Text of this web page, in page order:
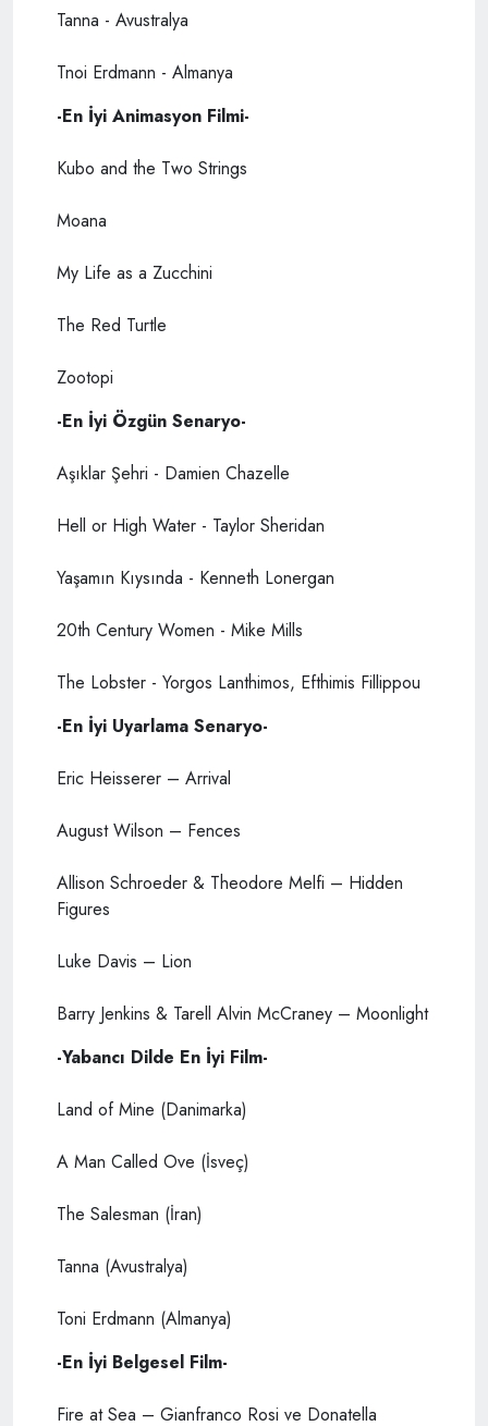
Tanna - Avustralya
Tnoi Erdmann - Almanya
-En İyi Animasyon Filmi-
Kubo and the Two Strings
Moana
My Life as a Zucchini
The Red Turtle
Zootopi
-En İyi Özgün Senaryo-
Aşıklar Şehri - Damien Chazelle
Hell or High Water - Taylor Sheridan
Yaşamın Kıysında - Kenneth Lonergan
20th Century Women - Mike Mills
The Lobster - Yorgos Lanthimos, Efthimis Fillippou
-En İyi Uyarlama Senaryo-
Eric Heisserer – Arrival
August Wilson – Fences
Allison Schroeder & Theodore Melfi – Hidden
Figures
Luke Davis – Lion
Barry Jenkins & Tarell Alvin McCraney – Moonlight
-Yabancı Dilde En İyi Film-
Land of Mine (Danimarka)
A Man Called Ove (İsveç)
The Salesman (İran)
Tanna (Avustralya)
Toni Erdmann (Almanya)
-En İyi Belgesel Film-
Fire at Sea – Gianfranco Rosi ve Donatella